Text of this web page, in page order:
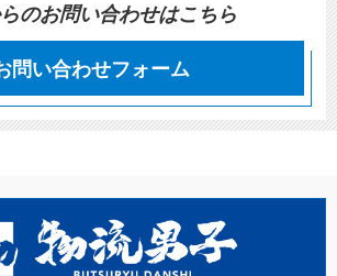
のお問い合わせはこちら
問い合わせフォーム